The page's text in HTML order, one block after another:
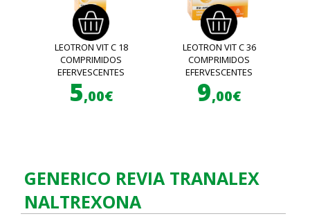
LEOTRON VIT C 18
COMPRIMIDOS
EFERVESCENTES
5,00€
LEOTRON VIT C 36
COMPRIMIDOS
EFERVESCENTES
9,00€
GENERICO REVIA TRANALEX
NALTREXONA